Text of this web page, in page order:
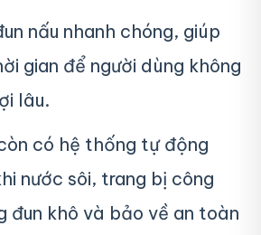
nấu nhanh chóng, giúp
gian để người dùng không
lâu.
có hệ thống tự động
nước sôi, trang bị công
đun khô và bảo về an toàn